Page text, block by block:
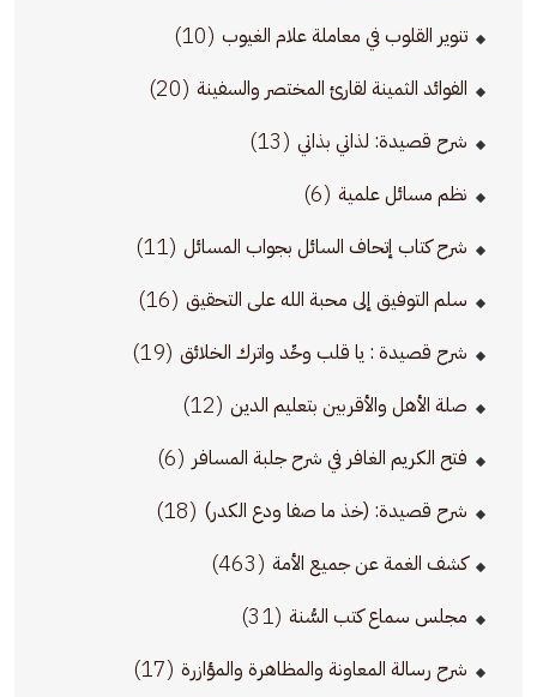
تنوير القلوب في معاملة علام الغيوب (10)
الفوائد الثمينة لقارئ المختصر والسفينة (20)
شرح قصيدة: لذاتي بذاتي (13)
نظم مسائل علمية (6)
شرح كتاب إتحاف السائل بجواب المسائل (11)
سلم التوفيق إلى محبة الله على التحقيق (16)
شرح قصيدة : يا قلب وحِّد واترك الخلائق (19)
صلة الأهل والأقربين بتعليم الدين (12)
فتح الكريم الغافر في شرح جلبة المسافر (6)
شرح قصيدة: (خذ ما صفا ودع الكدر) (18)
كشف الغمة عن جميع الأمة (463)
مجلس سماع كتب السُّنة (31)
شرح رسالة المعاونة والمظاهرة والمؤازرة (17)